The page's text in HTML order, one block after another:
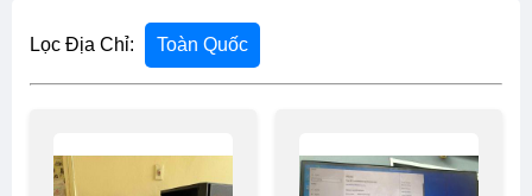
Lọc Địa Chỉ: Toàn Quốc